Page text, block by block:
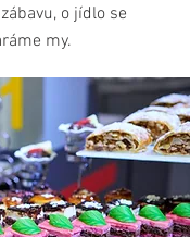
o jídlo se
my.